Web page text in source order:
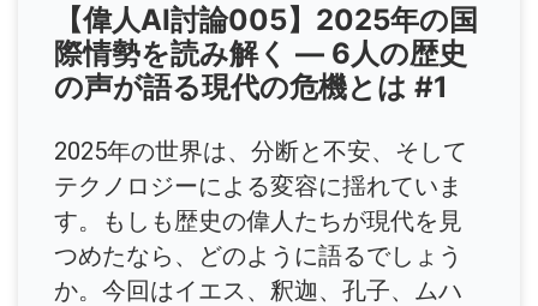
【偉人AI討論005】2025年の国
際情勢を読み解く ― 6人の歴史
の声が語る現代の危機とは #1
2025年の世界は、分断と不安、そして
テクノロジーによる変容に揺れていま
す。もしも歴史の偉人たちが現代を見
つめたなら、どのように語るでしょう
か。今回はイエス、釈迦、孔子、ムハ